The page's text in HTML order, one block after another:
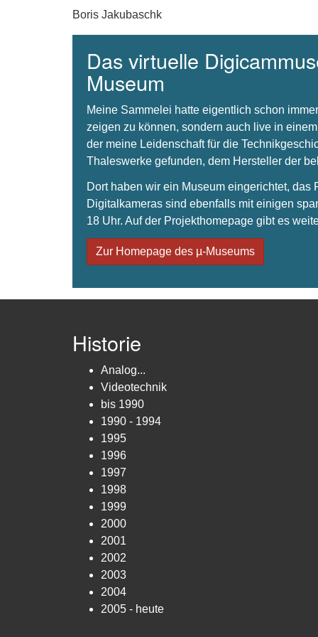
Boris Jakubaschk
Das virtuelle
Museum
Meine Sammelei hatte eigentlich schon
zeigen zu können, sondern auch live in
der meine Leidenschaft für die
Thaleswerke gefunden, dem Hersteller der
Dort haben wir ein Museum eingerichtet,
Digitalkameras sind ebenfalls mit einigen
18 Uhr. Auf der Projekthomepage gibt es
Zur Homepage des µ-Museums
Historie
Analog...
Videotechnik
bis 1990
1990 - 1994
1995
1996
1997
1998
1999
2000
2001
2002
2003
2004
2005 - heute